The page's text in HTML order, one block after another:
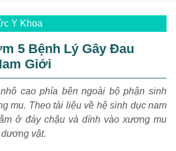
Y Khoa
5 Bệnh Lý Gây Đau
Giới
cao phía bên ngoài bộ phận sinh
mu. Theo tài liệu về hệ sinh dục nam
ở đáy chậu và dính vào xương mu
vật.